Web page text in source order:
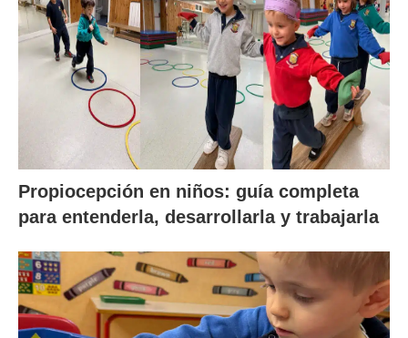
Propiocepción en niños: guía completa
para entenderla, desarrollarla y trabajarla